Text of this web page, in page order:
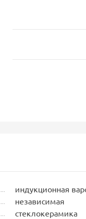
индукционная
независимая
стеклокерамика